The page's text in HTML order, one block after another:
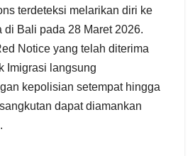
terdeteksi melarikan diri ke
di Bali pada 28 Maret 2026.
Notice yang telah diterima
Imigrasi langsung
kepolisian setempat hingga
dapat diamankan